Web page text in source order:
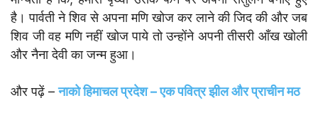
है। पार्वती ने शिव से अपना मणि खोज कर लाने की जिद की और जब
शिव जी वह मणि नहीं खोज पाये तो उन्होंने अपनी तीसरी आँख खोली
और नैना देवी का जन्म हुआ।
और पढ़ें –नाको हिमाचल प्रदेश – एक पवित्र झील और प्राचीन मठ